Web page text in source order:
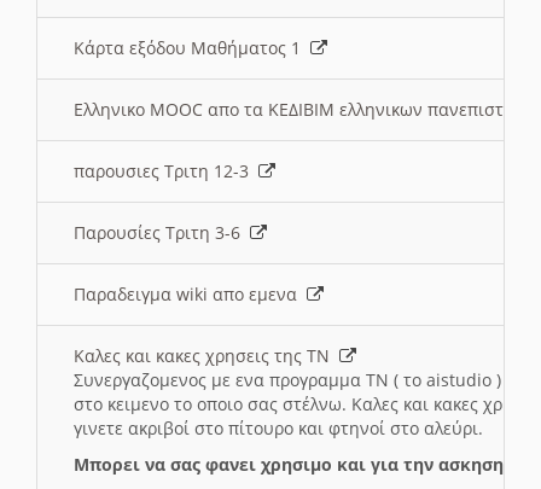
Κάρτα εξόδου Μαθήματος 1
Ελληνικο MOOC απο τα ΚΕΔΙΒΙΜ ελληνικων
παρουσιες Τριτη 12-3
Παρουσίες Τριτη 3-6
Παραδειγμα wiki απο εμενα
Καλες και κακες χρησεις της ΤΝ
Συνεργαζομενος με ενα προγραμμα ΤΝ ( το aistudio ) και
στο κειμενο το οποιο σας στέλνω. Καλες και κακες
γινετε ακριβοί στο πίτουρο και φτηνοί στο αλεύρι.
Μπορει να σας φανει χρησιμο και για την ασκηση